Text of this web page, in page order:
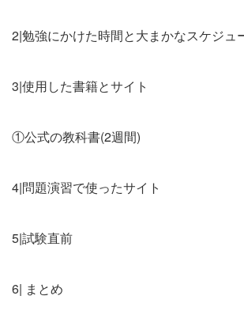
2|勉強にかけた時間と大まかなスケジュ
3|使用した書籍とサイト
①公式の教科書(2週間)
4|問題演習で使ったサイト
5|試験直前
6| まとめ